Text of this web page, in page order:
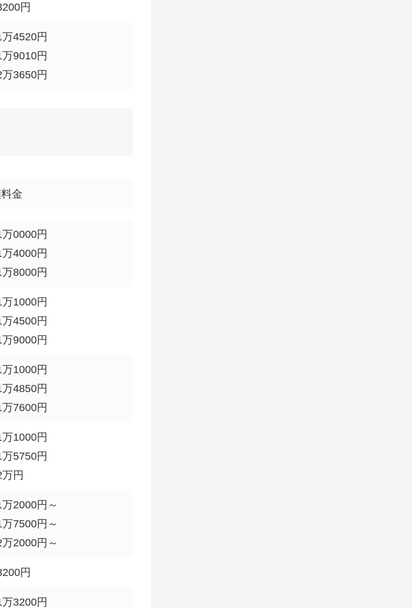
円
万4520円
万9010円
3650円
金
0000円
4000円
8000円
1000円
4500円
9000円
1000円
4850円
7600円
1000円
5750円
円
2000円～
7500円～
2000円～
円
3200円